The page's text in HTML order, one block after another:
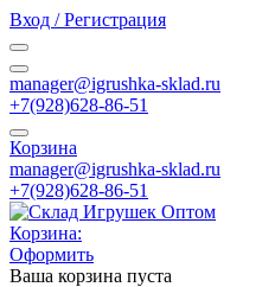
Вход / Регистрация
manager@igrushka-sklad.ru
+7(928)628-86-51
Корзина
manager@igrushka-sklad.ru
+7(928)628-86-51
Корзина:
Оформить
Ваша корзина пуста